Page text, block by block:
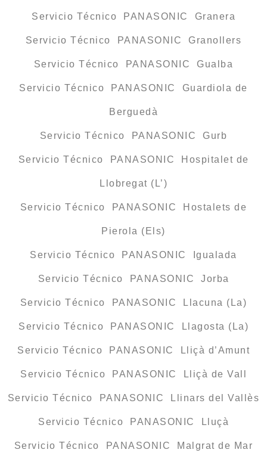
Servicio Técnico PANASONIC Granera
Servicio Técnico PANASONIC Granollers
Servicio Técnico PANASONIC Gualba
Servicio Técnico PANASONIC Guardiola de
Berguedà
Servicio Técnico PANASONIC Gurb
Servicio Técnico PANASONIC Hospitalet de
Llobregat (L’)
Servicio Técnico PANASONIC Hostalets de
Pierola (Els)
Servicio Técnico PANASONIC Igualada
Servicio Técnico PANASONIC Jorba
Servicio Técnico PANASONIC Llacuna (La)
Servicio Técnico PANASONIC Llagosta (La)
Servicio Técnico PANASONIC Lliçà d’Amunt
Servicio Técnico PANASONIC Lliçà de Vall
Servicio Técnico PANASONIC Llinars del Vallès
Servicio Técnico PANASONIC Lluçà
Servicio Técnico PANASONIC Malgrat de Mar